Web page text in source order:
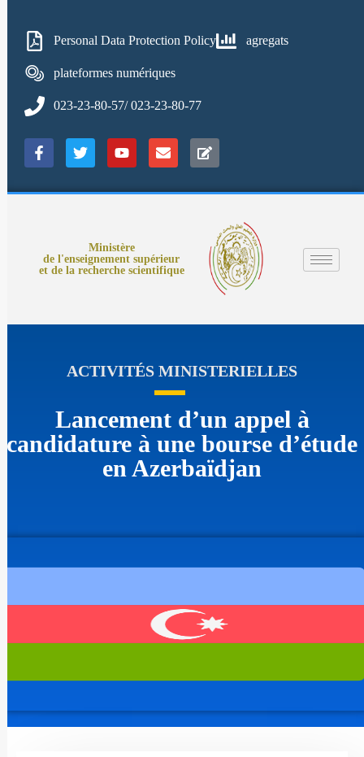
Personal Data Protection Policy agregats
plateformes numériques
023-23-80-57/ 023-23-80-77
Ministère
de l'enseignement supérieur
et de la recherche scientifique
ACTIVITÉS MINISTERIELLES
Lancement d’un appel à
candidature à une bourse d’étude
en Azerbaïdjan